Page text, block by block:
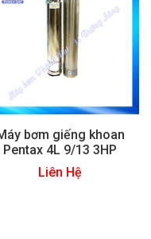
bơm giếng khoan
Pentax 4L 9/13 3HP
Liên Hệ